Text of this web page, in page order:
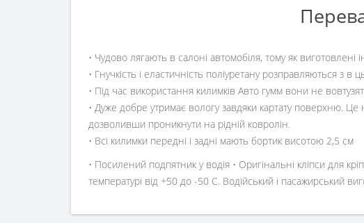
• Чудово лягають в салоні автомобіля, тому як виготовлені
• Гнучкість і еластичність поліуретану розправляються з в
• Під час використання килимків Авто гумм вони не
• Дуже добре утримає вологу завдяки картату поверхню. Це
дозволивши проникнути на рідній ковролін.
• Всі килимки передні і задні мають бортик висотою 2,5 см
• Посилений подпятник у водія • Оригінальні кліпси для
температурі від +50 до -50 С. Водійський і пасажирський